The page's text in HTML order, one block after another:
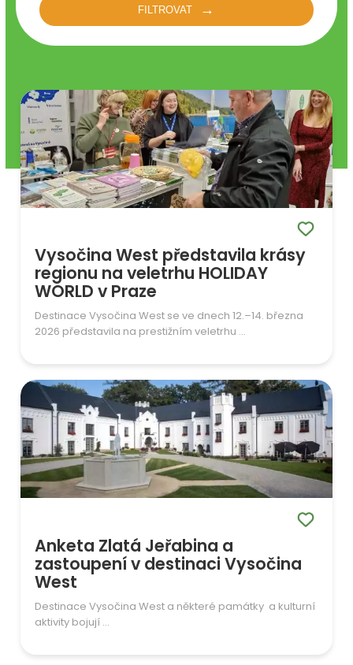
FILTROVAT
Vysočina West představila krásy
regionu na veletrhu HOLIDAY
WORLD v Praze
Destinace Vysočina West se ve dnech 12.–14. března
2026 představila na prestižním veletrhu ...
Anketa Zlatá Jeřabina a
zastoupení v destinaci Vysočina
West
Destinace Vysočina West a některé památky a kulturní
aktivity bojují ...